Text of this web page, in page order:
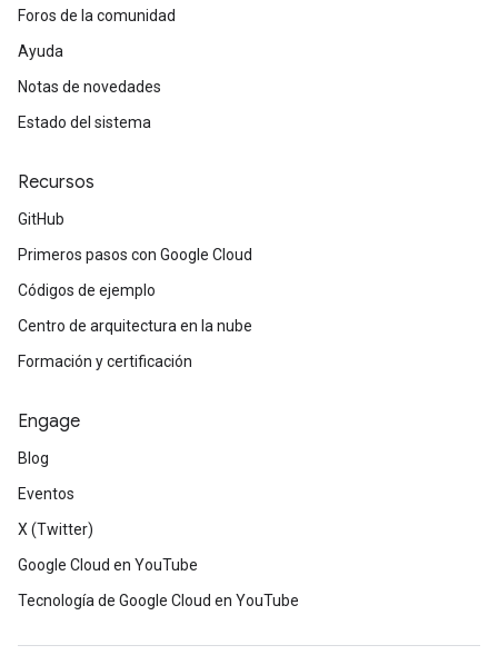
Foros de la comunidad
Ayuda
Notas de novedades
Estado del sistema
Recursos
GitHub
Primeros pasos con Google Cloud
Códigos de ejemplo
Centro de arquitectura en la nube
Formación y certificación
Engage
Blog
Eventos
X (Twitter)
Google Cloud en YouTube
Tecnología de Google Cloud en YouTube